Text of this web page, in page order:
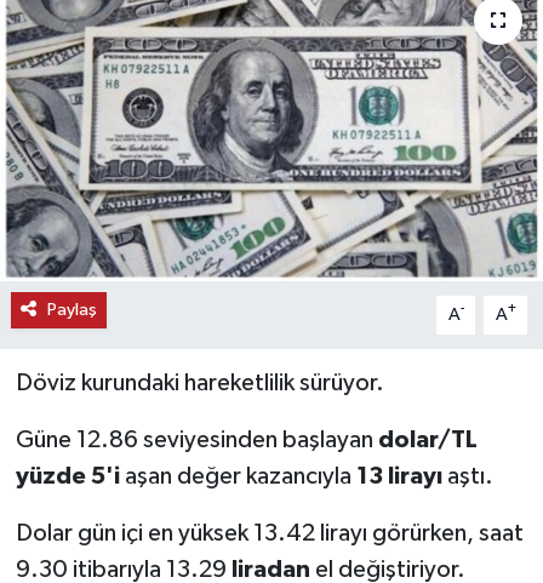
Paylaş A- A+
Döviz kurundaki hareketlilik sürüyor.
Güne 12.86 seviyesinden başlayan dolar/TL
yüzde 5'i aşan değer kazancıyla 13 lirayıaştı.
Dolar gün içi en yüksek 13.42 lirayı görürken, saat
9.30 itibarıyla 13.29 liradan el değiştiriyor.
KEMERBURGAZ
KÜLTÜR - SANAT
MAGAZİN
ÖZEL HABER
SAĞLIK
TİCARET
YAŞAM